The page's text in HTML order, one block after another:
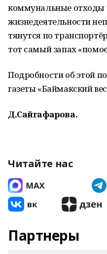
коммунальные отходы
жизнедеятельности
тянутся по
тот самый запах
Подробности об этой
газеты «Баймакский
Д.Сайгафарова.
Читайте нас
Партнеры